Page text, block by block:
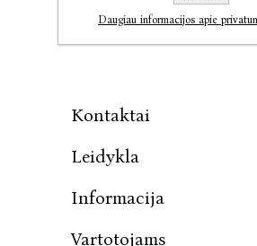
Kontaktai
Leidykla
Informacija
Vartotojams
Daugiau informacijos apie